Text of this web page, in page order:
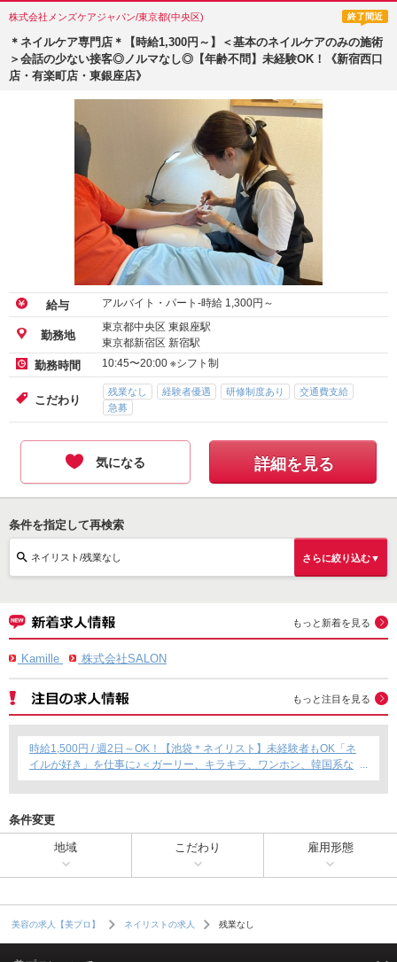
株式会社メンズケアジャパン/東京都(中央区) 終了間近
＊ネイルケア専門店＊【時給1,300円～】＜基本のネイルケアのみの施術
＞会話の少ない接客◎ノルマなし◎【年齢不問】未経験OK！《新宿西口
店・有楽町店・東銀座店》
給与 アルバイト・パート-時給 1,300円～
勤務地
東京都中央区 東銀座駅
東京都新宿区 新宿駅
勤務時間 10:45〜20:00 ※シフト制
こだわり
残業なし 経験者優遇 研修制度あり
交通費支給
急募
気になる 詳細を見る
条件を指定して再検索
ネイリスト/残業なし さらに絞り込む▼
もっと新着を見る
Kamille 株式会社SALON
もっと注目を見る
時給1,500円 / 週2日～OK！【池袋＊ネイリスト】未経験者もOK「ネ
イルが好き」を仕事に♪＜ガーリー、キラキラ、ワンホン、韓国系な
ど幅広く提案できます！＞
条件変更
地域 こだわり 雇用形態
美容の求人【美プロ】 ネイリストの求人 残業なし